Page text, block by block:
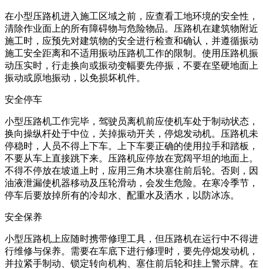
在小型压路机进入施工区域之前，应查看工地环境的安全性，
清除作业面上的所有障碍物与危险物品。压路机在建筑物附近
施工时，应预先对建筑物的安全进行检查和确认，并遵循振动
施工安全距离和不适用振动压路机工作的限制。使用压路机振
动压实时，行走换向或振动变幅要先停振，不要在坚硬地面上
振动或原地振动，以免损坏机件。
安全停车
小型压路机工作完毕，驾驶员离机前应使机车处于制动状态，
换向操纵杆处于中位，关掉振动开关，停熄发动机。压路机未
停稳时，人员不得上下车。上下车要正确的使用拉手和踏板，
不要从车上直接跳下来。压路机应停放在宽阔平坦的地面上。
不得不停放在坡道上时，应用三角木块塞住前后轮。否则，因
油液泄漏使机器移动及压轮滑动，会发生危险。在寒冷季节，
停车后要放掉所有的冷却水、配重水及洒水，以防冰冻。
安全保养
小型压路机上应随时携带修理工具，但压路机在运行中不得进
行维修与保养。需要在车底下进行修理时，要先停熄发动机，
并拉紧手制动、锁定转向机构、塞住前后轮和挂上警示牌。在